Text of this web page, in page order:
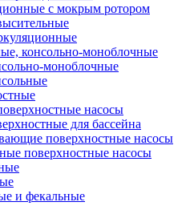
с мокрым ротором
консольно-моноблочные
моноблочные
насосы
для бассейна
поверхностные насосы
поверхностные насосы
и фекальные